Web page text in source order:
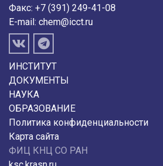
Факс: +7 (391) 249-41-08
E-mail: chem@icct.ru
ИНСТИТУТ
ДОКУМЕНТЫ
НАУКА
ОБРАЗОВАНИЕ
Политика конфиденциальности
Карта сайта
ФИЦ КНЦ СО РАН